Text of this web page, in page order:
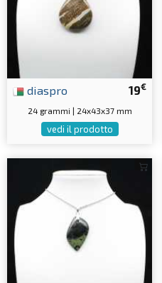
19€
diaspro
24 grammi | 24x43x37 mm
vedi il prodotto